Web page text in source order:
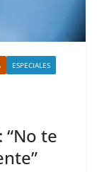
ESPECIALES
“No te